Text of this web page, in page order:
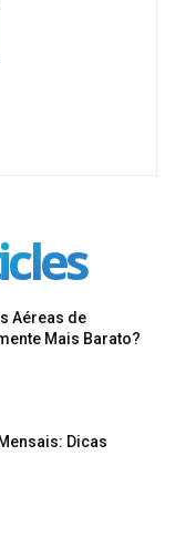
Aéreas de
Mais Barato?
Dicas